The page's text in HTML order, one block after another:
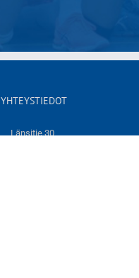
YHTEYSTIEDOT
Länsitie 30,